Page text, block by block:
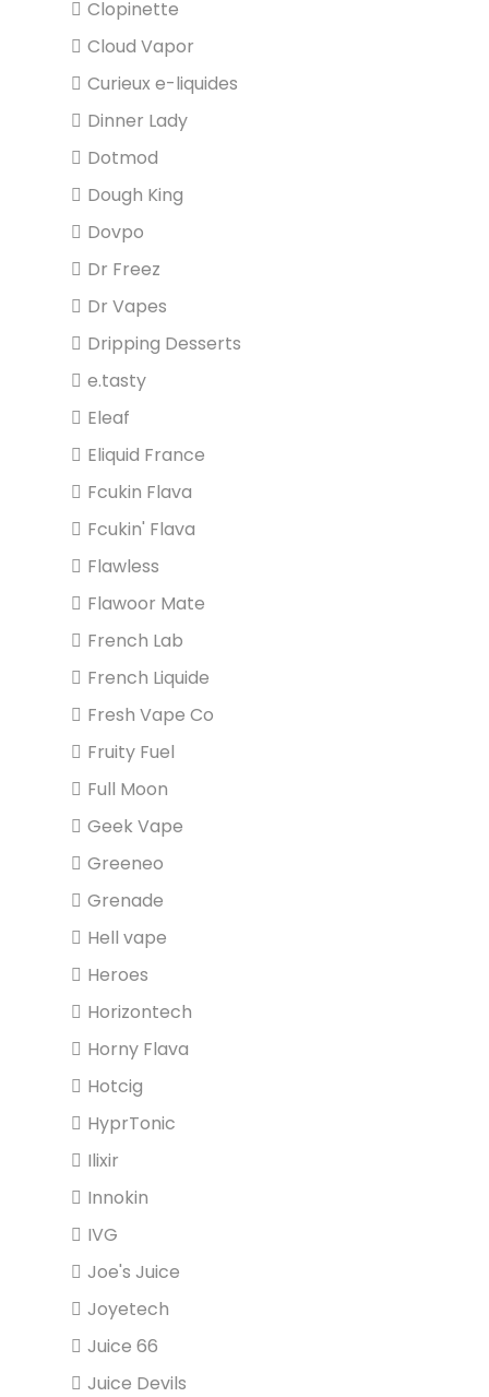
Clopinette
Cloud Vapor
Curieux e-liquides
Dinner Lady
Dotmod
Dough King
Dovpo
Dr Freez
Dr Vapes
Dripping Desserts
e.tasty
Eleaf
Eliquid France
Fcukin Flava
Fcukin' Flava
Flawless
Flawoor Mate
French Lab
French Liquide
Fresh Vape Co
Fruity Fuel
Full Moon
Geek Vape
Greeneo
Grenade
Hell vape
Heroes
Horizontech
Horny Flava
Hotcig
HyprTonic
Ilixir
Innokin
IVG
Joe's Juice
Joyetech
Juice 66
Juice Devils